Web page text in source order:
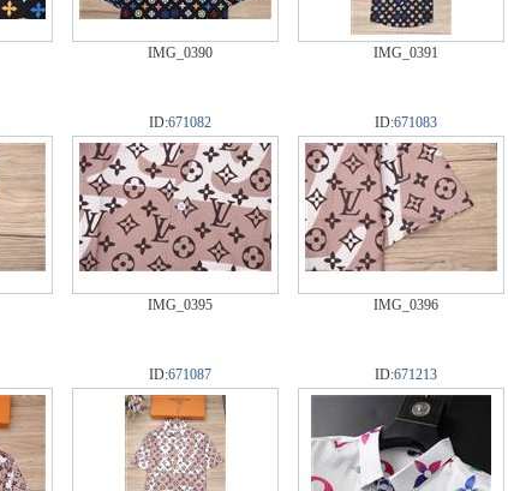
IMG_0390 IMG_0391
ID:671082
IMG_0395
ID:671083
IMG_0396
ID:671087 ID:671213